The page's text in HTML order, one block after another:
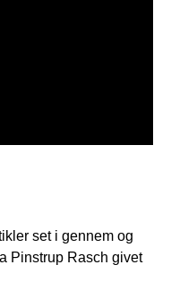
set i gennem og
Pinstrup Rasch givet